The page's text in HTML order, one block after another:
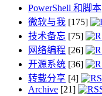
PowerShell 和脚本
微软与我 [175]
技术备忘 [75]
网络编程 [26]
开源系统 [36]
转载分享 [4]
Archive [21]